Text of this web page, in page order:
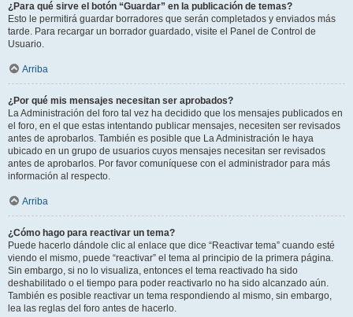
¿Para qué sirve el botón “Guardar” en la publicación de temas?
Esto le permitirá guardar borradores que serán completados y enviados más
tarde. Para recargar un borrador guardado, visite el Panel de Control de
Usuario.
Arriba
¿Por qué mis mensajes necesitan ser aprobados?
La Administración del foro tal vez ha decidido que los mensajes publicados en
el foro, en el que estas intentando publicar mensajes, necesiten ser revisados
antes de aprobarlos. También es posible que La Administración le haya
ubicado en un grupo de usuarios cuyos mensajes necesitan ser revisados
antes de aprobarlos. Por favor comuníquese con el administrador para más
información al respecto.
Arriba
¿Cómo hago para reactivar un tema?
Puede hacerlo dándole clic al enlace que dice “Reactivar tema” cuando esté
viendo el mismo, puede “reactivar” el tema al principio de la primera página.
Sin embargo, si no lo visualiza, entonces el tema reactivado ha sido
deshabilitado o el tiempo para poder reactivarlo no ha sido alcanzado aún.
También es posible reactivar un tema respondiendo al mismo, sin embargo,
lea las reglas del foro antes de hacerlo.